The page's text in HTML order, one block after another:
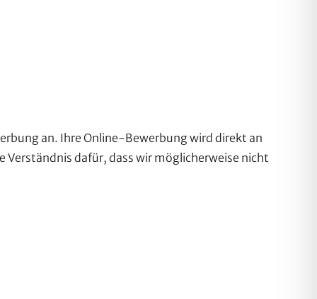
an. Ihre Online-Bewerbung wird direkt an
dafür, dass wir möglicherweise nicht